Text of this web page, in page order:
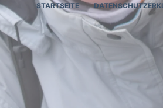
STARTSEITE